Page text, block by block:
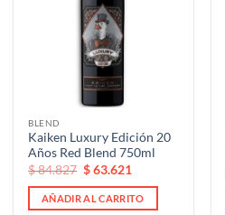
BLEND
Kaiken Luxury Edición 20
Años Red Blend 750ml
El
precio
original
era:
$84.827 El
actual
es:
$63.621
AÑADIR AL CARRITO